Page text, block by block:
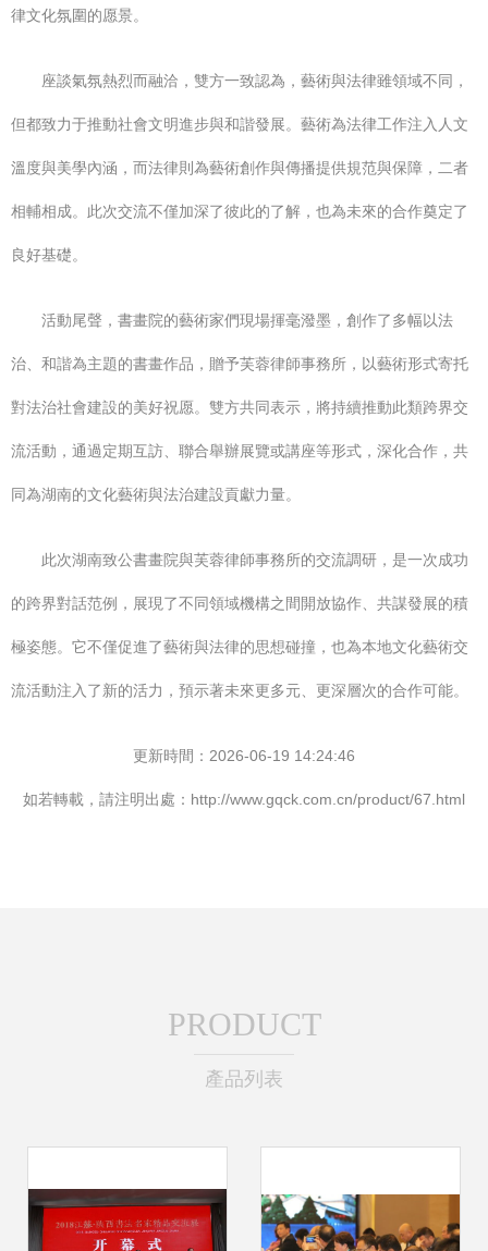
律文化氛圍的愿景。
座談氣氛熱烈而融洽，雙方一致認為，藝術與法律雖領域不同，
但都致力于推動社會文明進步與和諧發展。藝術為法律工作注入人文
溫度與美學內涵，而法律則為藝術創作與傳播提供規范與保障，二者
相輔相成。此次交流不僅加深了彼此的了解，也為未來的合作奠定了
良好基礎。
活動尾聲，書畫院的藝術家們現場揮毫潑墨，創作了多幅以法
治、和諧為主題的書畫作品，贈予芙蓉律師事務所，以藝術形式寄托
對法治社會建設的美好祝愿。雙方共同表示，將持續推動此類跨界交
流活動，通過定期互訪、聯合舉辦展覽或講座等形式，深化合作，共
同為湖南的文化藝術與法治建設貢獻力量。
此次湖南致公書畫院與芙蓉律師事務所的交流調研，是一次成功
的跨界對話范例，展現了不同領域機構之間開放協作、共謀發展的積
極姿態。它不僅促進了藝術與法律的思想碰撞，也為本地文化藝術交
流活動注入了新的活力，預示著未來更多元、更深層次的合作可能。
更新時間：2026-06-19 14:24:46
如若轉載，請注明出處：http://www.gqck.com.cn/product/67.html
PRODUCT
產品列表